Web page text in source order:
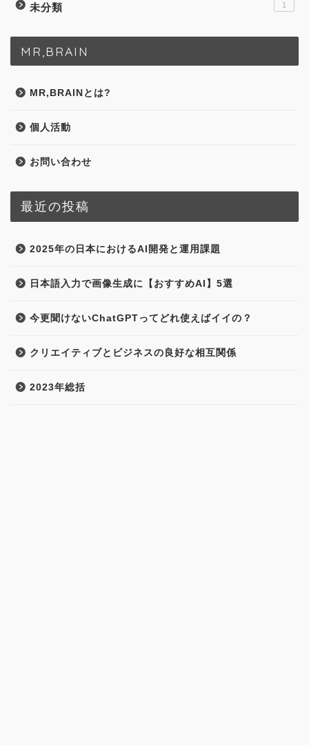
未分類 1
MR,BRAIN
MR,BRAINとは?
個人活動
お問い合わせ
最近の投稿
2025年の日本におけるAI開発と運用課題
日本語入力で画像生成に【おすすめAI】5選
今更聞けないChatGPTってどれ使えばイイの？
クリエイティブとビジネスの良好な相互関係
2023年総括